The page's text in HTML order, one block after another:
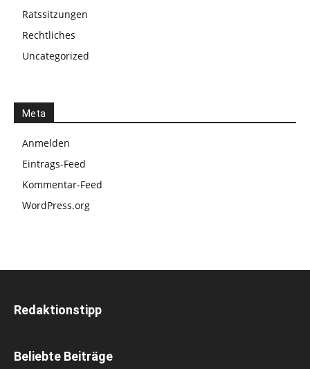
Ratssitzungen
Rechtliches
Uncategorized
Meta
Anmelden
Eintrags-Feed
Kommentar-Feed
WordPress.org
Redaktionstipp
Beliebte Beiträge